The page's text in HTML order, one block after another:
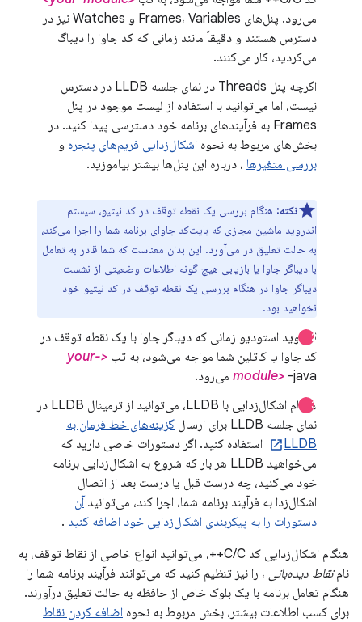
می‌رود. پنل‌های Frames، Variables و Watches نیز در
دسترس هستند و دقیقاً مانند زمانی که کد جاوا را دیباگ
می‌کردید، کار می‌کنند.
اگرچه پنل Threads در نمای جلسه LLDB در دسترس
نیست، اما می‌توانید با استفاده از لیست موجود در پنل
Frames به فرآیندهای برنامه خود دسترسی پیدا کنید. در
بخش‌های مربوط به نحوه اشکال‌زدایی فریم‌های پنجره و
بررسی متغیرها ، درباره این پنل‌ها بیشتر بیاموزید.
نکته: هنگام بررسی یک نقطه توقف در کد نیتیو، سیستم
اندروید ماشین مجازی که بایت‌کد جاوای برنامه شما را اجرا می‌کند،
به حالت تعلیق در می‌آورد. این بدان معناست که شما قادر به تعامل
با دیباگر جاوا یا بازیابی هیچ گونه اطلاعات وضعیتی از نشست
دیباگر جاوا در هنگام بررسی یک نقطه توقف در کد نیتیو خود
نخواهید بود.
اندروید استودیو زمانی که دیباگر جاوا با یک نقطه توقف در
کد جاوا یا کاتلین شما مواجه می‌شود، به تب
<your-
module> -java می‌رود.
هنگام اشکال‌زدایی با LLDB، می‌توانید از ترمینال LLDB در
نمای جلسه LLDB برای ارسال
گزینه‌های خط فرمان به
LLDB
استفاده کنید. اگر دستورات خاصی دارید که
می‌خواهید LLDB هر بار که شروع به اشکال‌زدایی برنامه
خود می‌کنید، چه درست قبل یا درست بعد از اتصال
اشکال‌زدا به فرآیند برنامه شما، اجرا کند، می‌توانید آن
دستورات را به پیکربندی اشکال‌زدایی خود اضافه کنید .
هنگام اشکال‌زدایی کد C/C++، می‌توانید انواع خاصی از نقاط توقف، به
نامنقاط دیده‌بانی ، را نیز تنظیم کنید که می‌توانند فرآیند برنامه شما را
هنگام تعامل برنامه با یک بلوک خاص از حافظه به حالت تعلیق درآورند.
برای کسب اطلاعات بیشتر، بخش مربوط به نحوه اضافه کردن نقاط